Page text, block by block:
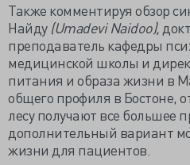
Также комментируя обзор
Найду (Umadevi Naidoo),
преподаватель кафедры
медицинской школы и
питания и образа жизни в
общего профиля в Бостоне,
лесу получают все большее
дополнительный вариант
жизни для пациентов.